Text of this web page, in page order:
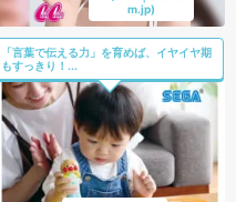
m.jp)
「言葉で伝える力」を育めば、イヤイヤ期
もすっきり！...